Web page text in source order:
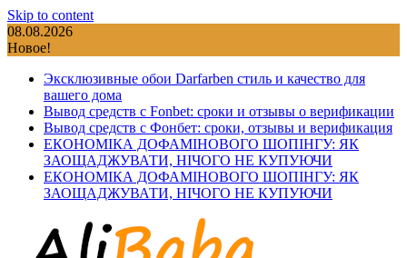
Skip to content
08.08.2026
Новое!
Эксклюзивные обои Darfarben стиль и качество для
вашего дома
Вывод средств с Fonbet: сроки и отзывы о верификации
Вывод средств с Фонбет: сроки, отзывы и верификация
ЕКОНОМІКА ДОФАМІНОВОГО ШОПІНГУ: ЯК
ЗАОЩАДЖУВАТИ, НІЧОГО НЕ КУПУЮЧИ
ЕКОНОМІКА ДОФАМІНОВОГО ШОПІНГУ: ЯК
ЗАОЩАДЖУВАТИ, НІЧОГО НЕ КУПУЮЧИ